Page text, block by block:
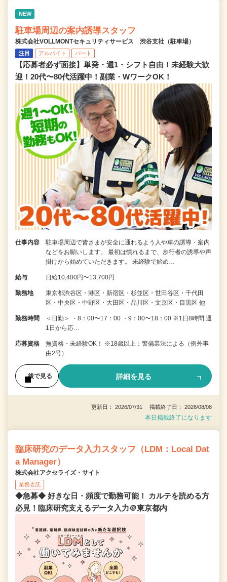
NEW
駐車場周辺の案内誘導スタッフ
株式会社VOLLMONTセキュリティサービス 渋谷支社（駐車場）
注目 アルバイト パート
【応募者必ず面接】単発・週1・シフト自由！未経験大歓
迎！20代〜80代活躍中！副業・WワークOK！
仕事内容
駐車場周辺で皆さまが安全に通れるよう人や車の誘導・案内
などをお願いします。 最初は慣れるまで、歩行者の誘導や声
掛けから始めていただきます。 未経験で始め…
給与 日給10,400円〜13,700円
勤務地
東京都渋谷区・港区・新宿区・杉並区・世田谷区・千代田
区・中央区・中野区・大田区・品川区・文京区・目黒区 他
勤務時間
＜日勤＞ ・8：00〜17：00 ・9：00〜18：00 ※1日8時間 週
1日から応…
応募資格
無資格・未経験OK！ ※18歳以上：警備業法による（例外事
由2号）
後で見る 詳細を見る
更新日： 2026/07/31 掲載終了日： 2026/08/08
本日掲載終了になります
臨床研究のデータ入力スタッフ（LDM：Local Dat
a Manager）
株式会社アクセライズ・サイト
業務委託
◆急募◆ 好きな日・頻度で勤務可能！ カルテを読める方
必見！臨床研究支えるデータ入力＠東京都内